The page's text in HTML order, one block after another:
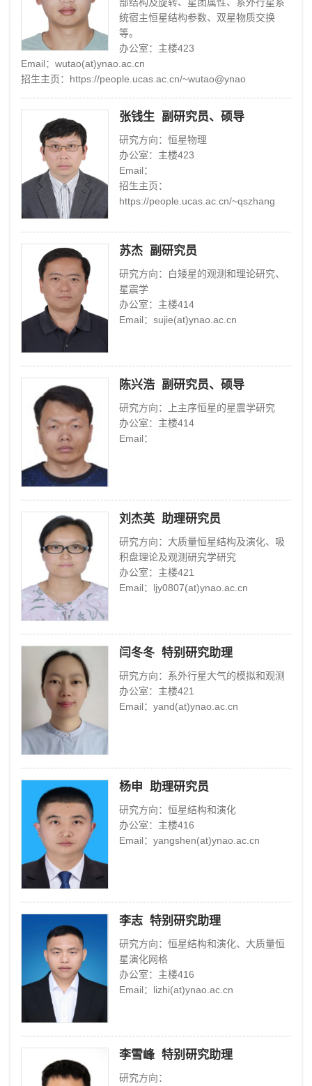
统宿主恒星结构参数、双星物质交换
等。
办公室：主楼423
Email：wutao(at)ynao.ac.cn
招生主页：https://people.ucas.ac.cn/~wutao@ynao
张钱生 副研究员、硕导
研究方向：恒星物理
办公室：主楼423
Email：
招生主页：
https://people.ucas.ac.cn/~qszhang
苏杰 副研究员
研究方向：白矮星的观测和理论研究、
星震学
办公室：主楼414
Email：sujie(at)ynao.ac.cn
陈兴浩 副研究员、硕导
研究方向：上主序恒星的星震学研究
办公室：主楼414
Email：
刘杰英 助理研究员
研究方向：大质量恒星结构及演化、吸
积盘理论及观测研究学研究
办公室：主楼421
Email：ljy0807(at)ynao.ac.cn
闫冬冬 特别研究助理
研究方向：系外行星大气的模拟和观测
办公室：主楼421
Email：yand(at)ynao.ac.cn
杨申 助理研究员
研究方向：恒星结构和演化
办公室：主楼416
Email：yangshen(at)ynao.ac.cn
李志 特别研究助理
研究方向：恒星结构和演化、大质量恒
星演化网格
办公室：主楼416
Email：lizhi(at)ynao.ac.cn
李雪峰 特别研究助理
研究方向：